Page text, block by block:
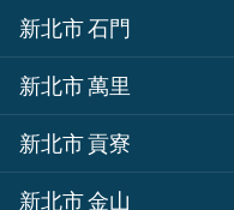
新北市 石門
新北市 萬里
新北市 貢寮
新北市 金山